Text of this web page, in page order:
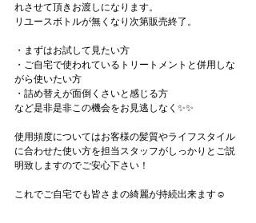
れさせて頂きお渡しになります。
リユースボトルが無くなり次第販売終了。
・まずはお試して見たい方
・ご自宅で使われているトリートメントと併用しな
がら使いたい方
・詰め替えが面倒くさいと感じる方
など是非是非この機会をお見逃しなく✨✨
使用頻度についてはお客様の髪質やライフスタイル
に合わせた使い方を担当スタッフがしっかりとご説
明致しますのでご安心下さい！
これでご自宅でも皆さまの綺麗が持続出来ます☺️